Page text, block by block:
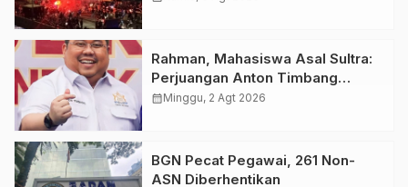
Rahman, Mahasiswa Asal Sultra:
Perjuangan Anton Timbang
Membawa Aspal Buton ke
calendar_monthMinggu, 2 Agt 2026
BGN Pecat Pegawai, 261 Non-
ASN Diberhentikan